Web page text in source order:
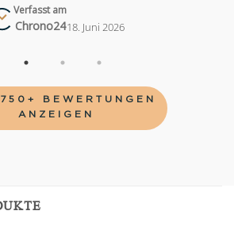
Verfasst am
Chrono2418. Juni 2026
BEWERTUNGEN
ANZEIGEN